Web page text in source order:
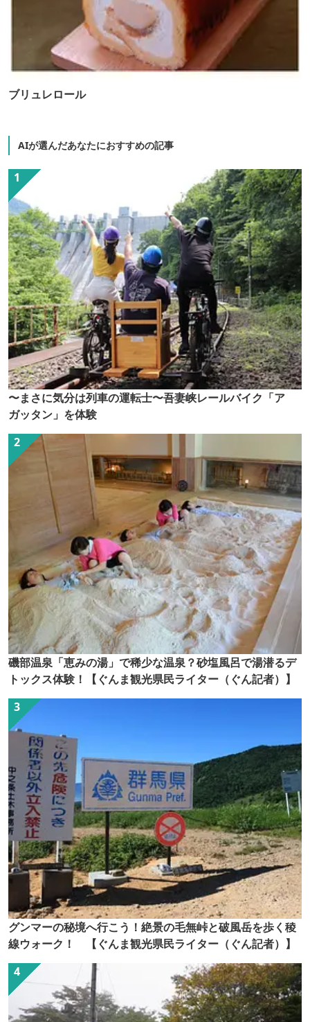
ブリュレロール
AIが選んだあなたにおすすめの記事
〜まさに気分は列車の運転士〜吾妻峡レールバイク「ア
ガッタン」を体験
磯部温泉「恵みの湯」で稀少な温泉？砂塩風呂で湯潜るデ
トックス体験！【ぐんま観光県民ライター（ぐん記者）】
グンマーの秘境へ行こう！絶景の毛無峠と破風岳を歩く稜
線ウォーク！ 【ぐんま観光県民ライター（ぐん記者）】